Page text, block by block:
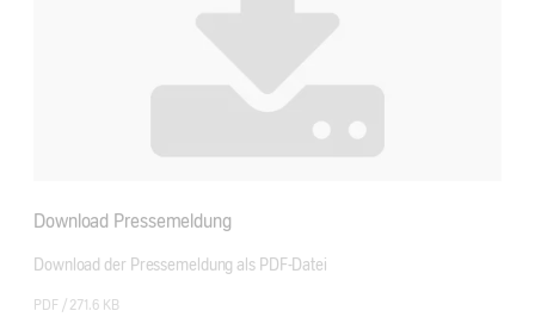
Download Pressemeldung
Download der Pressemeldung als PDF-Datei
PDF / 271.6 KB